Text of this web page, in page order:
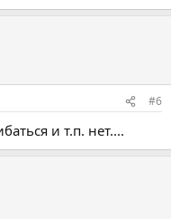
#6
и т.п. нет....